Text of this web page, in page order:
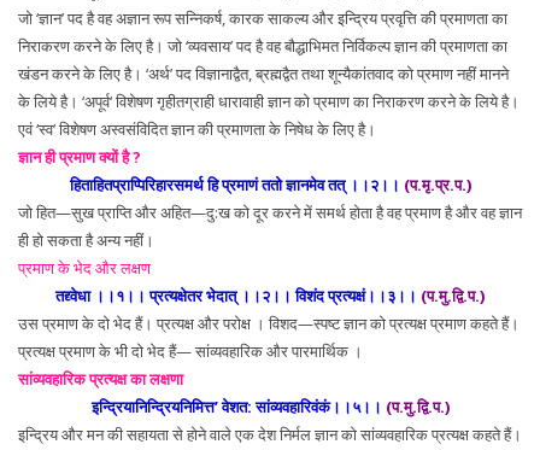
जो ‘ज्ञान’ पद है वह अज्ञान रूप सन्निकर्ष, कारक साकल्य और इन्द्रिय प्रवृत्ति की प्रमाणता का
निराकरण करने के लिए है। जो ‘व्यवसाय’ पद है वह बौद्धाभिमत निर्विकल्प ज्ञान की प्रमाणता का
खंडन करने के लिए है। ‘अर्थ’ पद विज्ञानाद्वैत, ब्रह्मद्वैत तथा शून्यैकांतवाद को प्रमाण नहीं मानने
के लिये है। ‘अपूर्व‘ विशेषण गृहीतग्राही धारावाही ज्ञान को प्रमाण का निराकरण करने के लिये है।
एवं ‘स्व’ विशेषण अस्वसंविदित ज्ञान की प्रमाणता के निषेध के लिए है।
ज्ञान ही प्रमाण क्यों है ?
हिताहितप्राप्पिरिहारसमर्थ हि प्रमाणं ततो ज्ञानमेव तत् ।।२।। (प.मृ.प्र.प.)
जो हित—सुख प्राप्ति और अहित—दु:ख को दूर करने में समर्थ होता है वह प्रमाण है और वह ज्ञान
ही हो सकता है अन्य नहीं।
प्रमाण के भेद और लक्षण
तद्द्वेधा ।।१।। प्रत्यक्षेतर भेदात् ।।२।। विशंद प्रत्यक्षं।।३।। (प.मु.द्वि.प.)
उस प्रमाण के दो भेद हैं। प्रत्यक्ष और परोक्ष । विशद—स्पष्ट ज्ञान को प्रत्यक्ष प्रमाण कहते हैं।
प्रत्यक्ष प्रमाण के भी दो भेद हैं— सांव्यवहारिक और पारमार्थिक ।
सांव्यवहारिक प्रत्यक्ष का लक्षणा
इन्द्रियानिन्द्रियनिमित्त’ वेशत: सांव्यवहारिवंकं।।५।। (प.मु.द्वि.प.)
इन्द्रिय और मन की सहायता से होने वाले एक देश निर्मल ज्ञान को सांव्यवहारिक प्रत्यक्ष कहते हैं।